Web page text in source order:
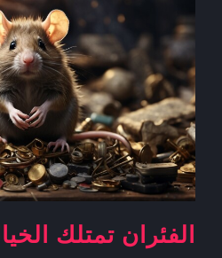
الافتراضيّة
مغلقة
الفئران تمتلك